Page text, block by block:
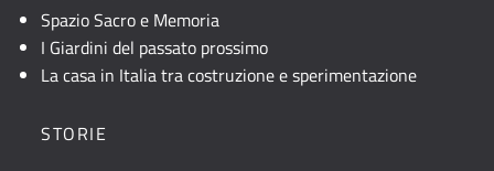
Spazio Sacro e Memoria
I Giardini del passato prossimo
La casa in Italia tra costruzione e sperimentazione
STORIE